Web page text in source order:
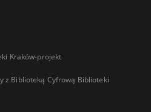
Kraków-projekt
z Biblioteką Cyfrową Biblioteki